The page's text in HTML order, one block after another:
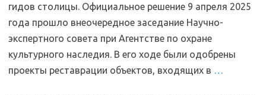
гидов столицы. Официальное решение 9 апреля 2025
года прошло внеочередное заседание Научно-
экспертного совета при Агентстве по охране
культурного наследия. В его ходе были одобрены
проекты реставрации объектов, входящих в …